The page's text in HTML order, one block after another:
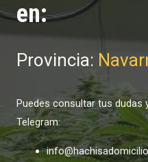
en:
Provincia:
Puedes consultar tus dudas
Telegram: